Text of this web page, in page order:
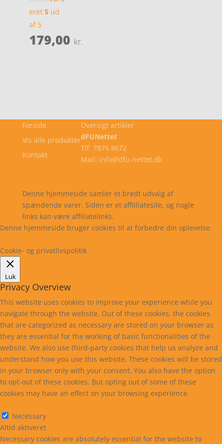
eret 5ud
af 5
179,00 kr.
Forside
Vis alle produkter
Kontakt
Oversigt artikler
dFUNettet
Tlf: 7876 8672
Mail: info@dfu-nettet.dk
Denne hjemmeside samler et bredt udvalg af
spændende varer. Siden er et affiiliatesite, og nogle
links kan være affiliatelinks.
Denne hjemmeside bruger cookies til at forbedre din oplevelse.
Cookie- og privatlivspolitik
Luk
Privacy Overview
This website uses cookies to improve your experience while you
navigate through the website. Out of these cookies, the cookies
that are categorized as necessary are stored on your browser as
they are essential for the working of basic functionalities of the
website. We also use third-party cookies that help us analyze and
understand how you use this website. These cookies will be stored
in your browser only with your consent. You also have the option
to opt-out of these cookies. But opting out of some of these
cookies may have an effect on your browsing experience.
Necessary
Altid aktiveret
Necessary cookies are absolutely essential for the website to